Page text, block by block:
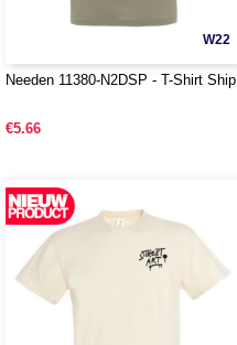
W22
Needen 11380-N2DSP - T-Shirt Ship
€5.66